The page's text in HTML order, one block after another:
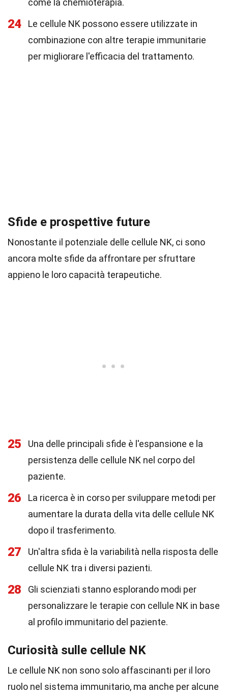
come la chemioterapia.
24
Le cellule NK possono essere utilizzate in
combinazione con altre terapie immunitarie
per migliorare l'efficacia del trattamento.
Sfide e prospettive future
Nonostante il potenziale delle cellule NK, ci sono
ancora molte sfide da affrontare per sfruttare
appieno le loro capacità terapeutiche.
25
Una delle principali sfide è l'espansione e la
persistenza delle cellule NK nel corpo del
paziente.
26
La ricerca è in corso per sviluppare metodi per
aumentare la durata della vita delle cellule NK
dopo il trasferimento.
27
Un'altra sfida è la variabilità nella risposta delle
cellule NK tra i diversi pazienti.
28
Gli scienziati stanno esplorando modi per
personalizzare le terapie con cellule NK in base
al profilo immunitario del paziente.
Curiosità sulle cellule NK
Le cellule NK non sono solo affascinanti per il loro
ruolo nel sistema immunitario, ma anche per alcune